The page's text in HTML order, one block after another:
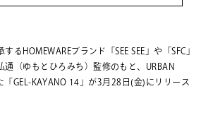
るHOMEWAREブランド「SEE SEE」や「SFC」
通（ゆもとひろみち）監修のもと、URBAN
「GEL-KAYANO 14」が3月28日(金)にリリース